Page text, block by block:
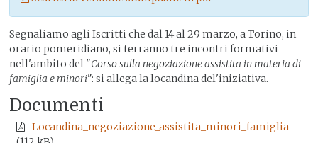
Segnaliamo agli Iscritti che dal 14 al 29 marzo, a Torino, in
orario pomeridiano, si terranno tre incontri formativi
nell'ambito del "Corso sulla negoziazione assistita in materia di
famiglia e minori": si allega la locandina del'iniziativa.
Documenti
Locandina_negoziazione_assistita_minori_famiglia